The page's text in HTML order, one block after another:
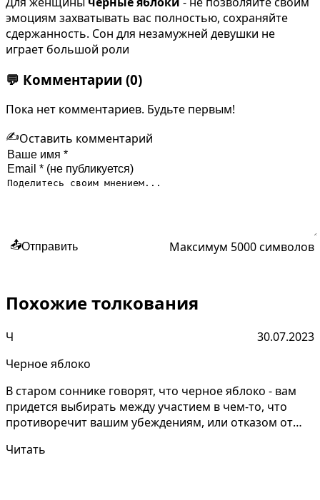
эмоциям захватывать вас полностью, сохраняйте
сдержанность. Сон для незамужней девушки не
играет большой роли
💬 Комментарии (0)
Пока нет комментариев. Будьте первым!
✍️Оставить комментарий
📤Отправить Максимум 5000 символов
Похожие толкования
Ч
30.07.2023
Черное яблоко
В старом соннике говорят, что черное яблоко - вам
придется выбирать между участием в чем-то, что
противоречит вашим убеждениям, или отказом от
Читать